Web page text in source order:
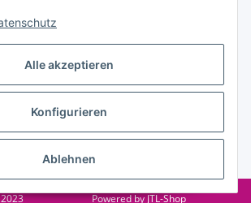
Alle akzeptieren
Konfigurieren
Ablehnen
Vertrag widerrufen
USt., zzgl.Versand
Powered byJTL-Shop